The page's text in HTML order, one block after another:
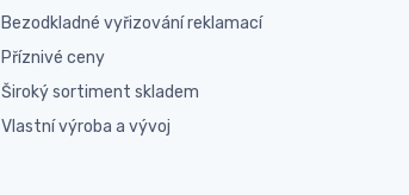
Bezodkladné vyřizování reklamací
Příznivé ceny
Široký sortiment skladem
Vlastní výroba a vývoj